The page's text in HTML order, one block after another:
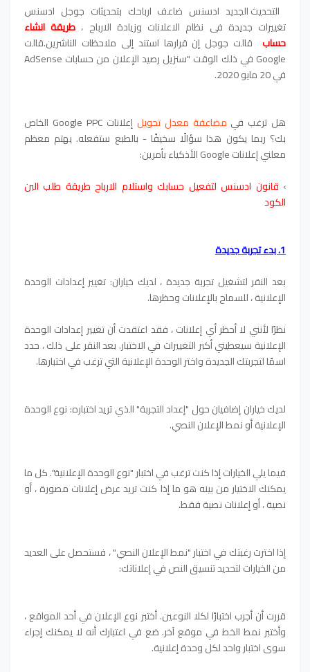
التحديث الجديد ادسنس ضاعف ارباحك بتحديثات جوجل ادسنس
تغييرات جديدة فى نظام الاعلانات وزيادة الارباح ، طريقة انشاء
حساب قالت جوجل إن قرارها استند إلى ملاحظات الناشرين.قالت
Google
في ذلك الوقت "سنزيل رصيد الإعلان من حسابات AdSense
في 20 مايو 2020.
هل ترغب في مضاعفة معدل تحويل
إعلانات Google PPC الخاص
بك؟ ربما يكون هذا سؤالًا سخيفًا - بالطبع ستفعله. يهتم معظم
معلني إعلانات Google الأذكياء بأمرين:
› قانون ادسنس لتفعيل حسابك واستلام الارباح طريقة طلب البن
الكود
1. بدء تجربة جديدة
بعد النقر لتشغيل تجربة جديدة ، لديك خياران: تغيير إعدادات الوحدة
الإعلانية ، للسماح بالإعلانات وحظرها.
نظرًا لأنني لا أحظر أي إعلانات ، فقد اعتقدت أن تغيير إعدادات الوحدة
الإعلانية سيعطيني أكبر التغييرات في الاختبار. بعد النقر على ذلك ، حدد
اسمًا لتجربتك الجديدة واختر الوحدة الإعلانية التي ترغب في اختبارها.
لديك خياران إضافيان حول "إعداد التجربة" الذي تريد اختباره: نوع الوحدة
الإعلانية أو نمط الإعلان النصي.
فيما يلي الخيارات إذا كنت ترغب في اختبار "نوع الوحدة الإعلانية". كل ما
يمكنك الاختيار من بينه هو ما إذا كنت تريد عرض إعلانات مصورة ، أو
نصية ، أو إعلانات نصية فقط.
إذا اخترت رغبتك في اختبار "نمط الإعلان النصي" ، فستحصل على العديد
من الخيارات لتحديد تنسيق النص في إعلاناتك:
قررت أن أجرب اختبارًا لكلا النوعين. أختبر نوع الإعلان في أحد المواقع ،
وأختبر نمط الخط في موقع آخر. ضع في اعتبارك أنه لا يمكنك إجراء
سوى اختبار واحد لكل وحدة إعلانية.